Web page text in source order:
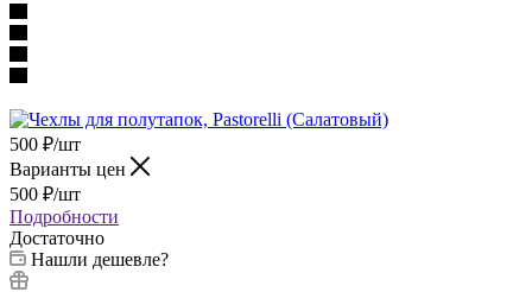
500 ₽/шт
Варианты цен
500 ₽/шт
Подробности
Достаточно
Нашли дешевле?